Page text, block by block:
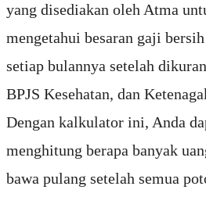
yang disediakan oleh Atma
mengetahui besaran gaji
setiap bulannya setelah
BPJS Kesehatan, dan
Dengan kalkulator ini, Anda
menghitung berapa banyak
bawa pulang setelah semua